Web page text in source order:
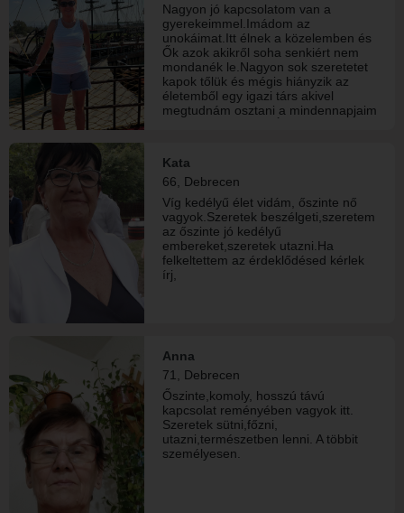
Nagyon jó kapcsolatom van a
gyerekeimmel.Imádom az
unokáimat.Itt élnek a közelemben és
Ők azok akikről soha senkiért nem
mondanék le.Nagyon sok szeretetet
kapok tőlük és mégis hiányzik az
életemből egy igazi társ akivel
megtudnám osztani a mindennapjaim
szív,szeretetre vágyó Nő vagyok és
bízom benne hogy megtaláljuk
egymást ❤
Kata
66, Debrecen
Víg kedélyű élet vidám, őszinte nő
vagyok.Szeretek beszélgeti,szeretem
az őszinte jó kedélyű
embereket,szeretek utazni.Ha
felkeltettem az érdeklődésed kérlek
írj,
Anna
71, Debrecen
Őszinte,komoly, hosszú távú
kapcsolat reményében vagyok itt.
Szeretek sütni,főzni,
utazni,természetben lenni. A többit
személyesen.